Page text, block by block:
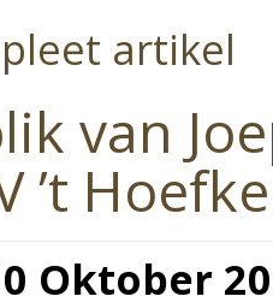
artikel
van
’t Hoefke
Oktober